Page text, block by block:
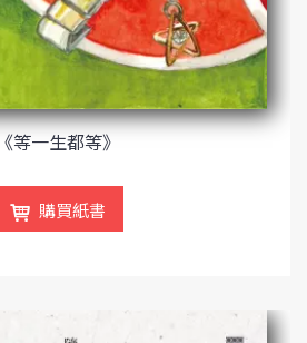
《等一生都等》
購買紙書